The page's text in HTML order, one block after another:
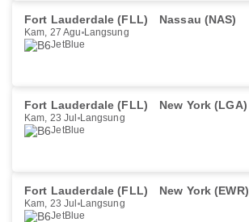
Fort Lauderdale (FLL) Nassau (NAS)
Kam, 27 Agu Langsung
JetBlue
Fort Lauderdale (FLL) New York (LGA)
Kam, 23 Jul Langsung
JetBlue
Fort Lauderdale (FLL) New York (EWR)
Kam, 23 Jul Langsung
JetBlue